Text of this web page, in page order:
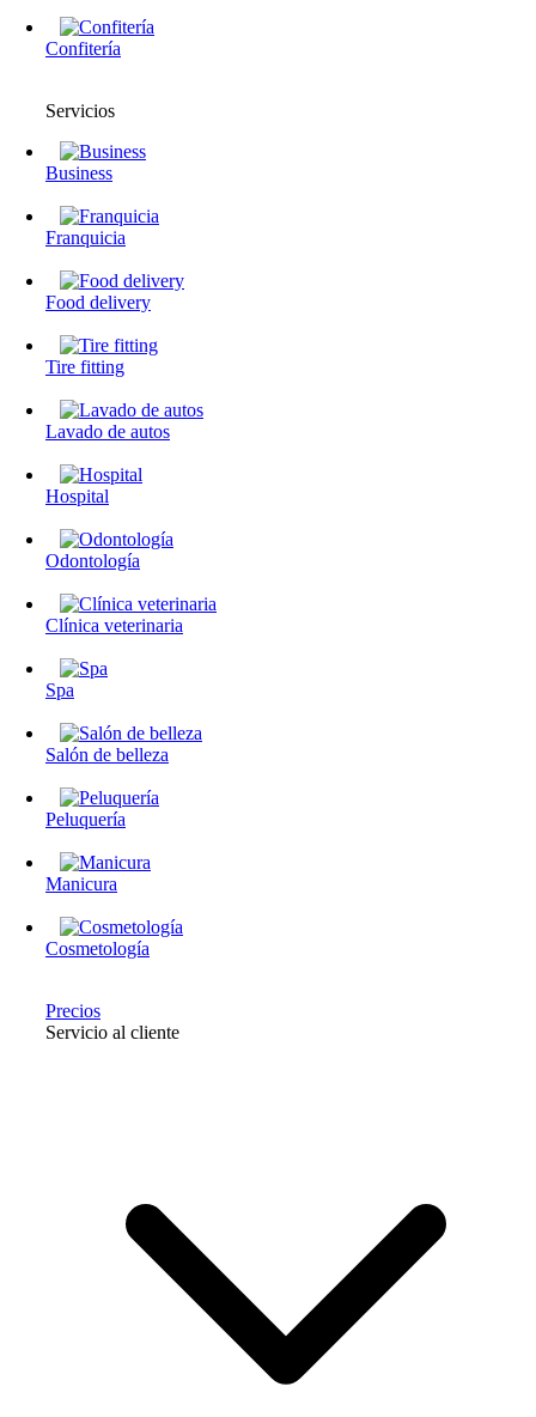
Confitería
Servicios
Business
Franquicia
Food delivery
Tire fitting
Lavado de autos
Hospital
Odontología
Clínica veterinaria
Spa
Salón de belleza
Peluquería
Manicura
Cosmetología
Precios
Servicio al cliente